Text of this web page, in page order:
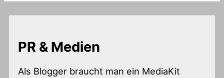
PR & Medien
Als Blogger braucht man ein MediaKit